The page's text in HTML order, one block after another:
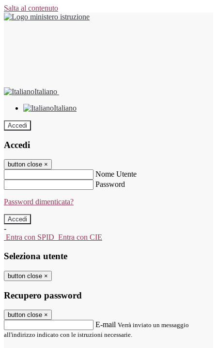
Salta al contenuto
Italiano
Italiano
Accedi
Accedi
button close ×
Nome Utente
Password
Password dimenticata?
-
Entra con SPID Entra con CIE
Seleziona utente
button close ×
Recupero password
button close ×
E-mail Verrà inviato un messaggio
all'indirizzo indicato con le istruzioni necessarie.